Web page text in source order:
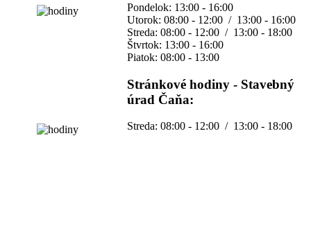
Pondelok: 13:00 - 16:00
Utorok: 08:00 - 12:00 / 13:00 - 16:00
Streda: 08:00 - 12:00 / 13:00 - 18:00
Štvrtok: 13:00 - 16:00
Piatok: 08:00 - 13:00
Stránkové hodiny - Stavebný
úrad Čaňa:
Streda: 08:00 - 12:00 / 13:00 - 18:00